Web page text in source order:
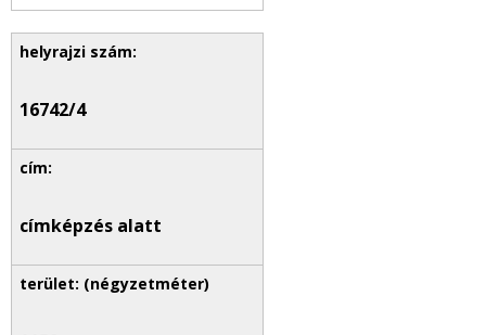
16742/4
címképzés alatt